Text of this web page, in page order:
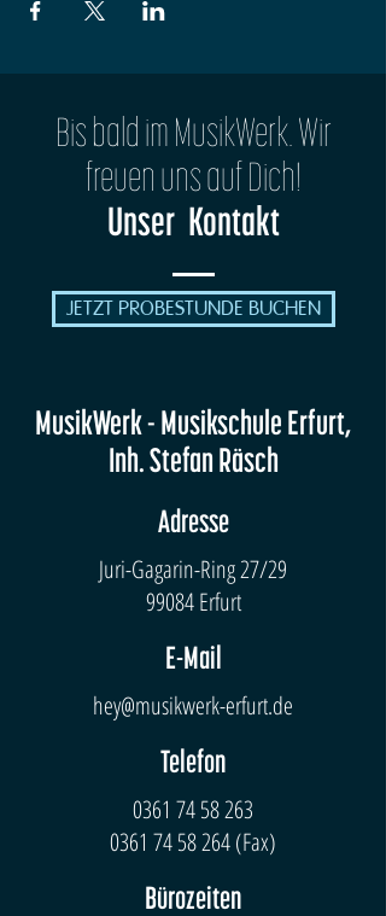
Bis bald im MusikWerk. Wir
freuen uns auf Dich!
Unser Kontakt
JETZT PROBESTUNDE BUCHEN
MusikWerk - Musikschule Erfurt,
Inh. Stefan Räsch
Adresse
Juri-Gagarin-Ring 27/29
99084 Erfurt
E-Mail
hey@musikwerk-erfurt.de
Telefon
0361 74 58 263
0361 74 58 264(Fax)
Bürozeiten